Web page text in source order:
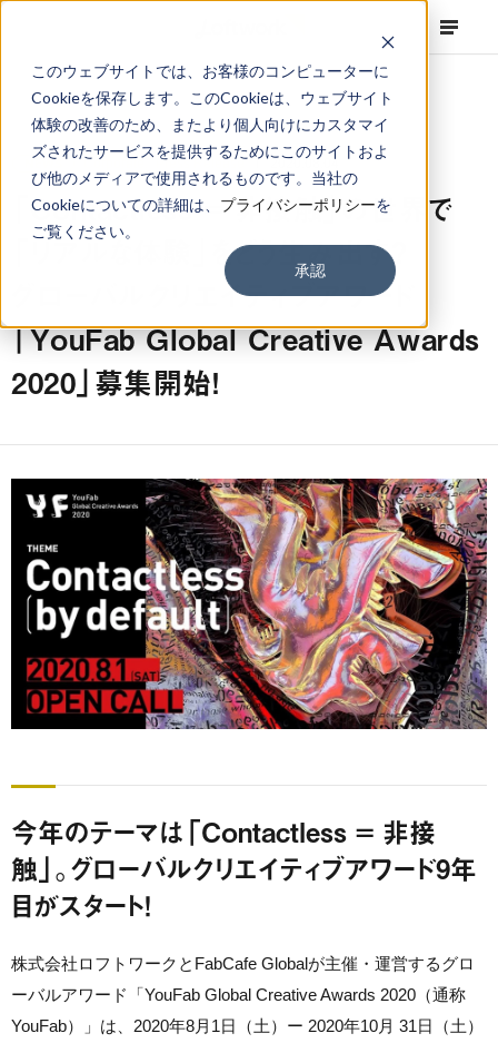
このウェブサイトでは、お客様のコンピューターに
Cookieを保存します。このCookieは、ウェブサイト
体験の改善のため、またより個人向けにカスタマイ
ズされたサービスを提供するためにこのサイトおよ
び他のメディアで使用されるものです。当社の
Cookieについての詳細は、 プライバシーポリシーを
ご覧ください。
承認
NEWS Corporate Press Release 2020.08.04
「Contactless = 非接触」の世界で
「リアルな体験」をどう生み出す？
グローバルクリエイティブアワード
「YouFab Global Creative Awards
2020」募集開始！
今年のテーマは「Contactless = 非接
触」。グローバルクリエイティブアワード9年
目がスタート！
株式会社ロフトワークとFabCafe Globalが主催・運営するグロ
ーバルアワード「YouFab Global Creative Awards 2020（通称
YouFab）」は、2020年8月1日（土）ー 2020年10月 31日（土）